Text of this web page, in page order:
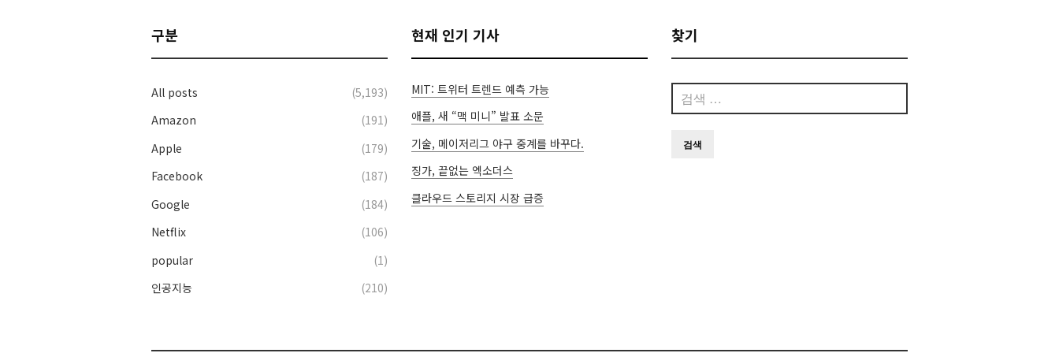
구분
All posts
(5,193)
Amazon
(191)
Apple
(179)
Facebook
(187)
Google
(184)
Netflix
(106)
popular
(1)
인공지능
(210)
현재 인기 기사
MIT: 트위터 트렌드 예측 가능
애플, 새 “맥 미니” 발표 소문
기술, 메이저리그 야구 중계를 바꾸다.
징가, 끝없는 엑소더스
클라우드 스토리지 시장 급증
찾기
색: